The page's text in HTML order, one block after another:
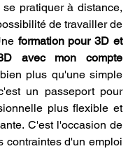
pratiquer à distance,
de travailler de
formation pour 3D et
avec mon compte
plus qu'une simple
un passeport pour
plus flexible et
C'est l'occasion de
contraintes d'un emploi